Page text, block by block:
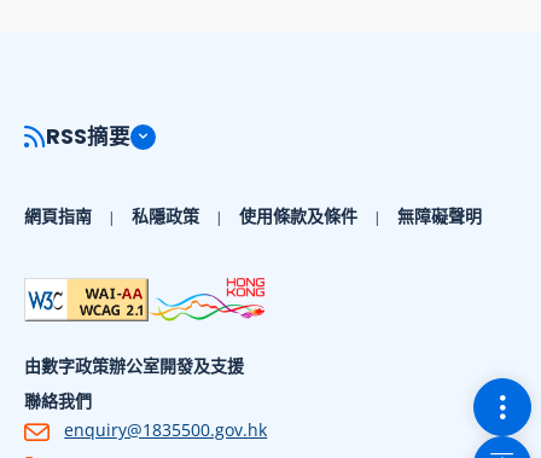
切
回到
RSS摘要
網頁指南 私隱政策 使用條款及條件 無障礙聲明
由數字政策辦公室開發及支援
聯絡我們
enquiry@1835500.gov.hk